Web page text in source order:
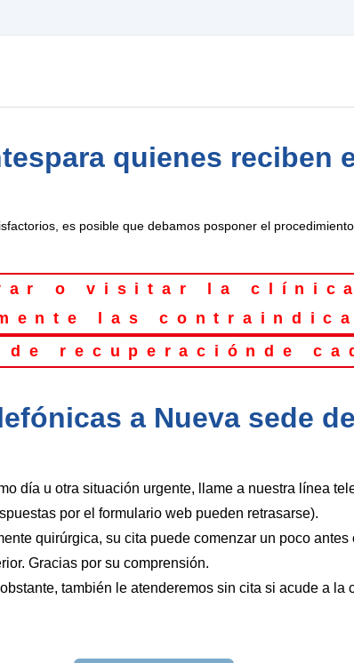
para quienes reciben
es posible que debamos posponer el
o visitar la
las
recuperaciónde
a Nueva sede
día u otra situación urgente, llame a nuestra línea
por el formulario web pueden retrasarse).
quirúrgica, su cita puede comenzar un poco antes
Gracias por su comprensión.
también le atenderemos sin cita si acude a la